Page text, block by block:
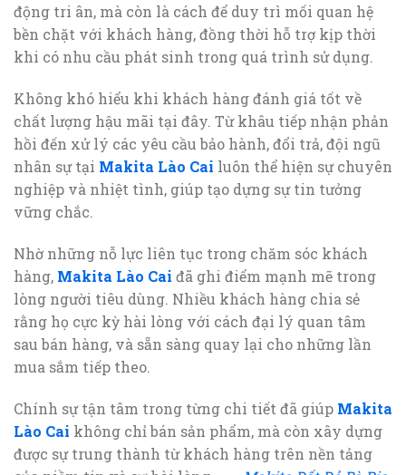
động tri ân, mà còn là cách để duy trì mối quan hệ
bền chặt với khách hàng, đồng thời hỗ trợ kịp thời
khi có nhu cầu phát sinh trong quá trình sử dụng.
Không khó hiểu khi khách hàng đánh giá tốt về
chất lượng hậu mãi tại đây. Từ khâu tiếp nhận phản
hồi đến xử lý các yêu cầu bảo hành, đổi trả, đội ngũ
nhân sự tại Makita Lào Cai luôn thể hiện sự chuyên
nghiệp và nhiệt tình, giúp tạo dựng sự tin tưởng
vững chắc.
Nhờ những nỗ lực liên tục trong chăm sóc khách
hàng, Makita Lào Cai đã ghi điểm mạnh mẽ trong
lòng người tiêu dùng. Nhiều khách hàng chia sẻ
rằng họ cực kỳ hài lòng với cách đại lý quan tâm
sau bán hàng, và sẵn sàng quay lại cho những lần
mua sắm tiếp theo.
Chính sự tận tâm trong từng chi tiết đã giúp Makita
Lào Cai không chỉ bán sản phẩm, mà còn xây dựng
được sự trung thành từ khách hàng trên nền tảng